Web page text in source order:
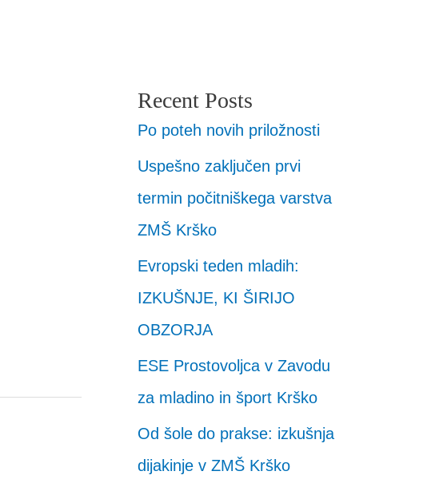
Recent Posts
Po poteh novih priložnosti
Uspešno zaključen prvi
termin počitniškega varstva
ZMŠ Krško
Evropski teden mladih:
IZKUŠNJE, KI ŠIRIJO
OBZORJA
ESE Prostovoljca v Zavodu
za mladino in šport Krško
Od šole do prakse: izkušnja
dijakinje v ZMŠ Krško